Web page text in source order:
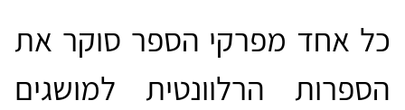
כל אחד מפרקי הספר סוקר את
הספרות הרלוונטית למושגים